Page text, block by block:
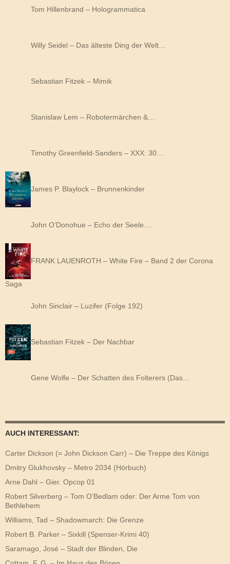
Tom Hillenbrand – Hologrammatica
Willy Seidel – Das älteste Ding der Welt…
Sebastian Fitzek – Mimik
Stanislaw Lem – Robotermärchen &…
Timothy Greenfield-Sanders – XXX: 30…
James P. Blaylock – Brunnenkinder
John O’Donohue – Echo der Seele.…
FRANK LAUENROTH – White Fire – Band 2 der Corona
Saga
John Sinclair – Luzifer (Folge 192)
Sebastian Fitzek – Der Nachbar
Gene Wolfe – Der Schatten des Folterers (Das…
AUCH INTERESSANT:
Carter Dickson (= John Dickson Carr) – Die Treppe des Königs
Dmitry Glukhovsky – Metro 2034 (Hörbuch)
Arne Dahl – Gier. Opcop 01
Robert Silverberg – Tom O’Bedlam oder: Der Arme Tom von
Bethlehem
Williams, Tad – Shadowmarch: Die Grenze
Robert B. Parker – Sixkill (Spenser-Krimi 40)
Saramago, José – Stadt der Blinden, Die